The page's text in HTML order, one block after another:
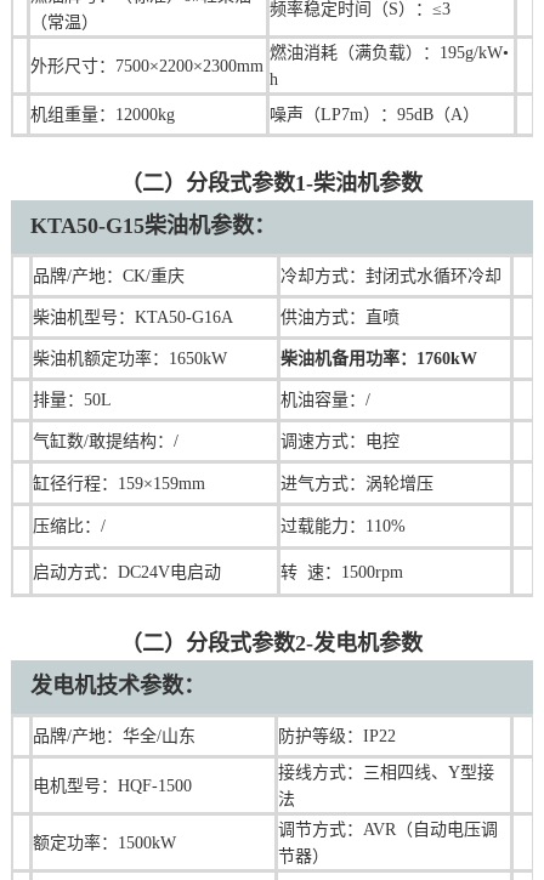
（常温）
频率稳定时间（S）：≤3
外形尺寸：7500×2200×2300mm
燃油消耗（满负载）：195g/kW•
h
机组重量：12000kg
噪声（LP7m）：95dB（A）
（二）分段式参数1-柴油机参数
KTA50-G15柴油机参数：
品牌/产地：CK/重庆 冷却方式：封闭式水循环冷却
柴油机型号：KTA50-G16A 供油方式：直喷
柴油机额定功率：1650kW 柴油机备用功率：1760kW
排量：50L 机油容量：/
气缸数/敢提结构：/ 调速方式：电控
缸径行程：159×159mm 进气方式：涡轮增压
压缩比：/ 过载能力：110%
启动方式：DC24V电启动 转 速：1500rpm
（二）分段式参数2-发电机参数
发电机技术参数：
品牌/产地：华全/山东 防护等级：IP22
电机型号：HQF-1500
接线方式：三相四线、Y型接
法
额定功率：1500kW
调节方式：AVR（自动电压调
节器）